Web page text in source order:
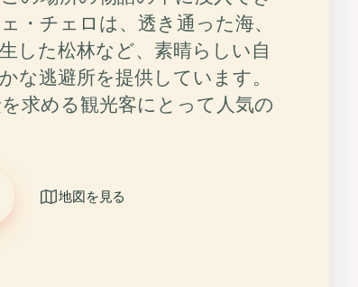
・チェロは、透き通った海、
した松林など、素晴らしい自
な逃避所を提供しています。
求める観光客にとって人気の
地図を見る